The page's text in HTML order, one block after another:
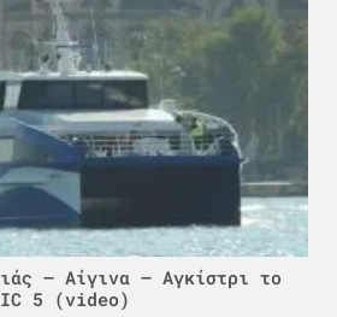
– Αίγινα – Αγκίστρι το
5 (video)